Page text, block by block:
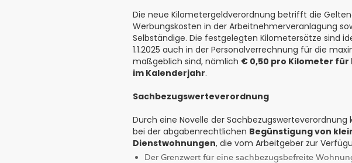
Die neue Kilometergeldverordnung betrifft die
Werbungskosten in der Arbeitnehmerveranlagung
Selbständige. Die festgelegten Kilometersätze sind
1.1.2025 auch in der Personalverrechnung für die
maßgeblich sind, nämlich € 0,50 pro Kilometer für
im Kalenderjahr.
Sachbezugswerteverordnung
Durch eine Novelle der
bei der abgabenrechtlichen Begünstigung von
Dienstwohnungen, die vom Arbeitgeber zur
Der Grenzwert für eine sachbezugsbefreite